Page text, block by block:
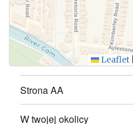
Leaflet
Strona AA
W twojej okolicy